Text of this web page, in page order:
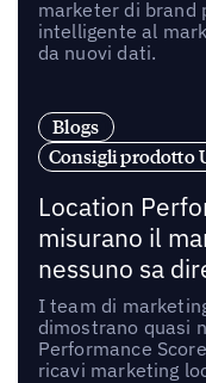
marketer di brand
intelligente al
da nuovi dati.
Blogs
Consigli prodotto
Location
misurano il
nessuno sa
I team di
dimostrano quasi
Performance
ricavi marketing